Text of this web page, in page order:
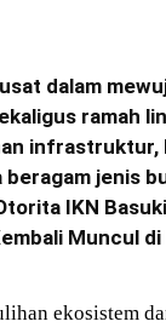
dalam
ramah
infrastruktur,
jenis
IKN
Muncul
ekosistem